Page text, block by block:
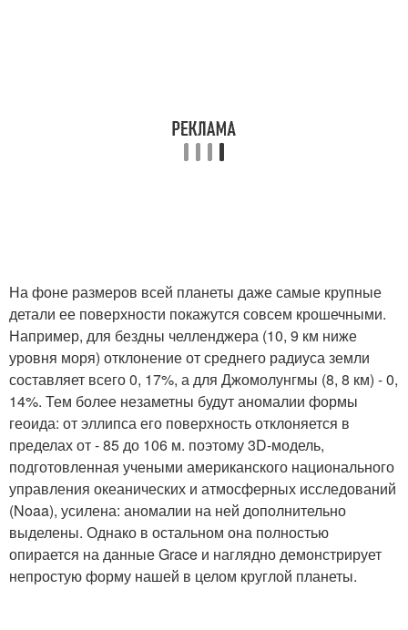
На фоне размеров всей планеты даже самые крупные
детали ее поверхности покажутся совсем крошечными.
Например, для бездны челленджера (10, 9 км ниже
уровня моря) отклонение от среднего радиуса земли
составляет всего 0, 17%, а для Джомолунгмы (8, 8 км) - 0,
14%. Тем более незаметны будут аномалии формы
геоида: от эллипса его поверхность отклоняется в
пределах от - 85 до 106 м. поэтому 3D-модель,
подготовленная учеными американского национального
управления океанических и атмосферных исследований
(Noaa), усилена: аномалии на ней дополнительно
выделены. Однако в остальном она полностью
опирается на данные Grace и наглядно демонстрирует
непростую форму нашей в целом круглой планеты.